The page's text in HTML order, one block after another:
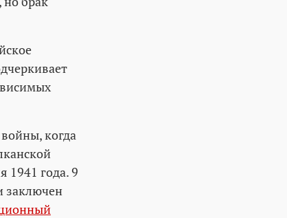
когда
1941 года. 9
заключен